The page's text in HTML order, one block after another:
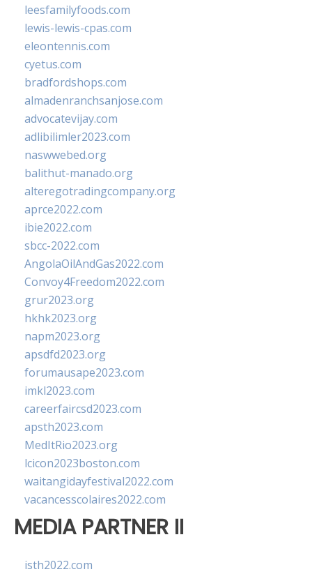
leesfamilyfoods.com
lewis-lewis-cpas.com
eleontennis.com
cyetus.com
bradfordshops.com
almadenranchsanjose.com
advocatevijay.com
adlibilimler2023.com
naswwebed.org
balithut-manado.org
alteregotradingcompany.org
aprce2022.com
ibie2022.com
sbcc-2022.com
AngolaOilAndGas2022.com
Convoy4Freedom2022.com
grur2023.org
hkhk2023.org
napm2023.org
apsdfd2023.org
forumausape2023.com
imkl2023.com
careerfaircsd2023.com
apsth2023.com
MedItRio2023.org
lcicon2023boston.com
waitangidayfestival2022.com
vacancesscolaires2022.com
MEDIA PARTNER II
isth2022.com